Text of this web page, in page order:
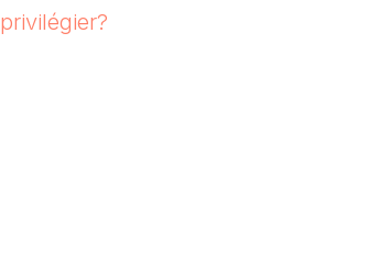
privilégier?